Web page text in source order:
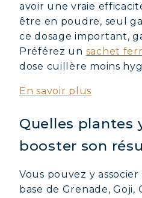
avoir une vraie
être en poudre, seul
ce dosage important,
Préférez un sachet
dose cuillère moins
En savoir plus
Quelles plantes
booster son
Vous pouvez y
base de Grenade, Goji,